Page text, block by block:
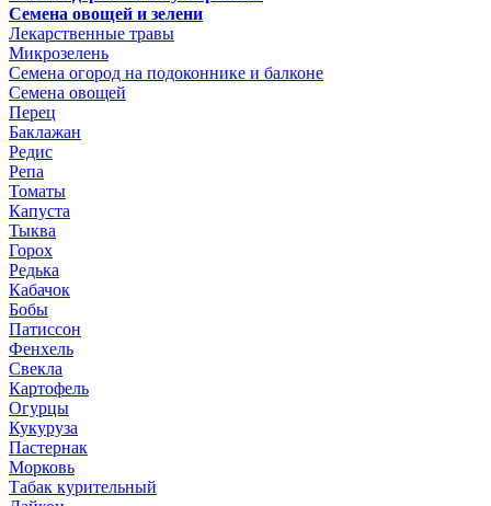
Семена овощей и зелени
Лекарственные травы
Микрозелень
Семена огород на подоконнике и балконе
Семена овощей
Перец
Баклажан
Редис
Репа
Томаты
Капуста
Тыква
Горох
Редька
Кабачок
Бобы
Патиссон
Фенхель
Свекла
Картофель
Огурцы
Кукуруза
Пастернак
Морковь
Табак курительный